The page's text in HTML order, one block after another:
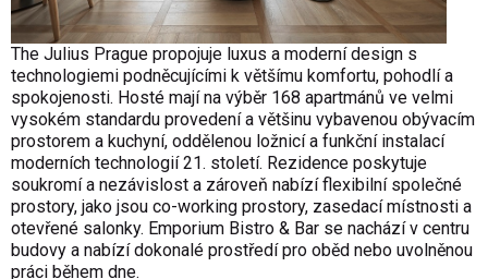
The Julius Prague propojuje luxus a moderní design s
technologiemi podněcujícími k většímu komfortu, pohodlí a
spokojenosti. Hosté mají na výběr 168 apartmánů ve velmi
vysokém standardu provedení a většinu vybavenou obývacím
prostorem a kuchyní, oddělenou ložnicí a funkční instalací
moderních technologií 21. století. Rezidence poskytuje
soukromí a nezávislost a zároveň nabízí flexibilní společné
prostory, jako jsou co-working prostory, zasedací místnosti a
otevřené salonky. Emporium Bistro & Bar se nachází v centru
budovy a nabízí dokonalé prostředí pro oběd nebo uvolněnou
práci během dne.